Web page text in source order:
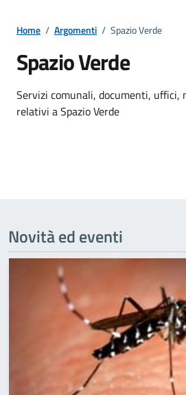
Home / Argomenti / Spazio Verde
Spazio Verde
Dettagli della
Servizi comunali, documenti, uffici,
relativi a Spazio Verde
Novità ed eventi